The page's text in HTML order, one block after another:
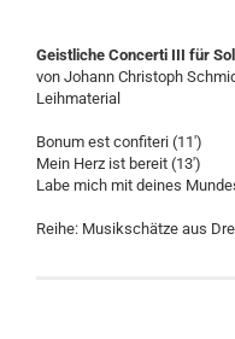
Geistliche Concerti III für
von Johann Christoph
Leihmaterial
Bonum est confiteri (11')
Mein Herz ist bereit (13')
Labe mich mit deines
Reihe: Musikschätze aus